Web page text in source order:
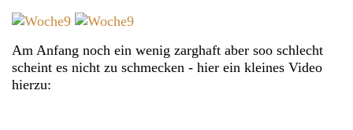
Am Anfang noch ein wenig zarghaft aber soo schlecht
scheint es nicht zu schmecken - hier ein kleines Video
hierzu: